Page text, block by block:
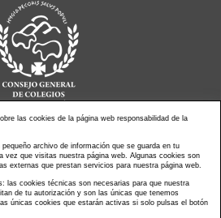
Agenda de Actos
PressClip
Contacto
Política Privacidad
las cookies de la página web responsabilidad de la
archivo de información que se guarda en tu
vez que visitas nuestra página web. Algunas cookies son
externas que prestan servicios para nuestra página web.
las cookies técnicas son necesarias para que nuestra
de tu autorización y son las únicas que tenemos
únicas cookies que estarán activas si solo pulsas el botón